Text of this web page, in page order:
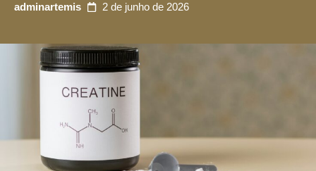
adminartemis 2 de junho de 2026